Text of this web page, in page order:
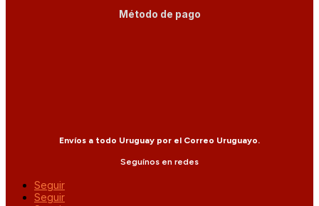
Método de pago
Envíos a todo Uruguay por el Correo Uruguayo.
Seguínos en redes
Seguir
Seguir